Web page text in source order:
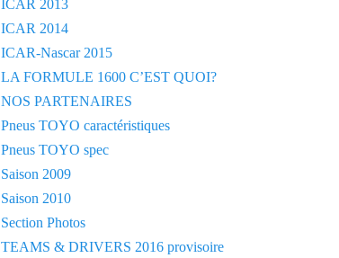
ICAR 2013
ICAR 2014
ICAR-Nascar 2015
LA FORMULE 1600 C’EST QUOI?
NOS PARTENAIRES
Pneus TOYO caractéristiques
Pneus TOYO spec
Saison 2009
Saison 2010
Section Photos
TEAMS & DRIVERS 2016 provisoire